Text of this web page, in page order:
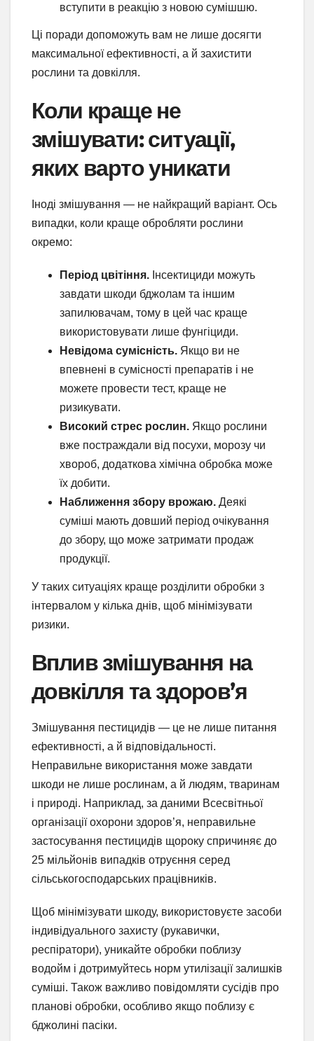
вступити в реакцію з новою сумішшю.
Ці поради допоможуть вам не лише досягти
максимальної ефективності, а й захистити
рослини та довкілля.
Коли краще не
змішувати: ситуації,
яких варто уникати
Іноді змішування — не найкращий варіант. Ось
випадки, коли краще обробляти рослини
окремо:
Період цвітіння. Інсектициди можуть
завдати шкоди бджолам та іншим
запилювачам, тому в цей час краще
використовувати лише фунгіциди.
Невідома сумісність. Якщо ви не
впевнені в сумісності препаратів і не
можете провести тест, краще не
ризикувати.
Високий стрес рослин. Якщо рослини
вже постраждали від посухи, морозу чи
хвороб, додаткова хімічна обробка може
їх добити.
Наближення збору врожаю. Деякі
суміші мають довший період очікування
до збору, що може затримати продаж
продукції.
У таких ситуаціях краще розділити обробки з
інтервалом у кілька днів, щоб мінімізувати
ризики.
Вплив змішування на
довкілля та здоров’я
Змішування пестицидів — це не лише питання
ефективності, а й відповідальності.
Неправильне використання може завдати
шкоди не лише рослинам, а й людям, тваринам
і природі. Наприклад, за даними Всесвітньої
організації охорони здоров’я, неправильне
застосування пестицидів щороку спричиняє до
25 мільйонів випадків отруєння серед
сільськогосподарських працівників.
Щоб мінімізувати шкоду, використовуєте засоби
індивідуального захисту (рукавички,
респіратори), уникайте обробки поблизу
водойм і дотримуйтесь норм утилізації залишків
суміші. Також важливо повідомляти сусідів про
планові обробки, особливо якщо поблизу є
бджолині пасіки.